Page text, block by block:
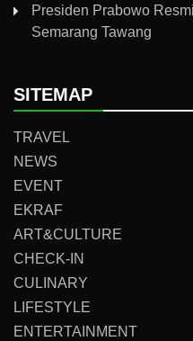
Presiden Prabowo
Semarang Tawang
SITEMAP
TRAVEL
NEWS
EVENT
EKRAF
ART&CULTURE
CHECK-IN
CULINARY
LIFESTYLE
ENTERTAINMENT